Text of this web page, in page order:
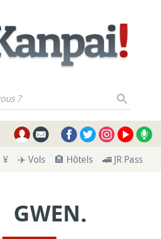
?
¥ ✈️ Vols 🏨 Hôtels 🚄 JR Pass
GWEN.